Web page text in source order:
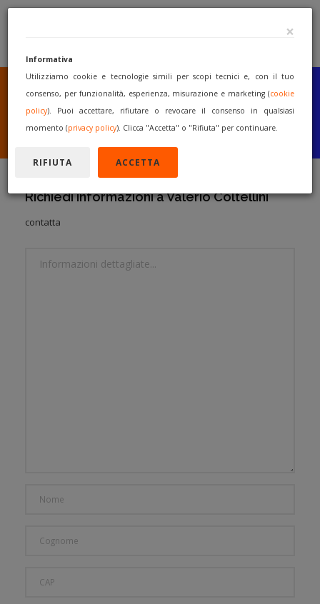
SEI UN COSTRUTTORE
O UN RIVENDITORE?
PUBBLICA GRATUITAMENTE
I TUOI MACCHINARI
INIZIA A VENDERE
Richiedi informazioni a Valerio Coltellini
contatta
×
Informativa
Utilizziamo cookie e tecnologie simili per scopi tecnici e, con il tuo
consenso, per funzionalità, esperienza, misurazione e marketing (cookie
policy). Puoi accettare, rifiutare o revocare il consenso in qualsiasi
momento (privacy policy). Clicca "Accetta" o "Rifiuta" per continuare.
RIFIUTA ACCETTA